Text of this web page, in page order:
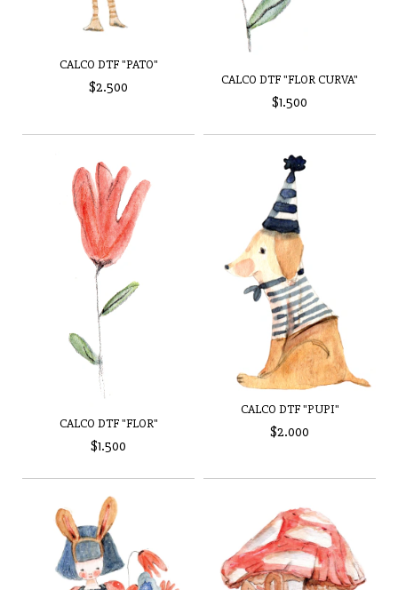
CALCO DTF "PATO"
$2.500 CALCO DTF "FLOR CURVA"
$1.500
CALCO DTF "FLOR"
$1.500
CALCO DTF "PUPI"
$2.000